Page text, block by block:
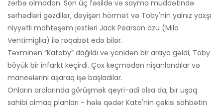
zərbə olmadan. Son üç fəsildə və sayma müddətində
sərhədləri gəzdilər, dəyişən hörmət və Toby'nin yalnız yaxşı
niyyətli möhtəşəm jestləri Jack Pearson özü (Milo
Ventimiglia) ilə rəqabət edə bilər.
Təxminən “Katoby” dağıldı və yenidən bir araya gəldi, Toby
böyük bir infarkt keçirdi. Çox keçmədən nişanlandılar və
maneələrini aşaraq işə başladılar.
Onların aralarında görüşmək qeyri-adi olsa da, bir uşaq
sahibi olmaq planları - hələ qədər Kate'nin çəkisi söhbətin